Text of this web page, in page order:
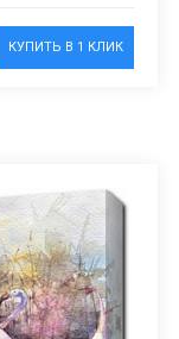
КУПИТЬ В 1 КЛИК